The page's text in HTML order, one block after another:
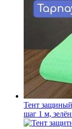
Тент
шаг 1 м,